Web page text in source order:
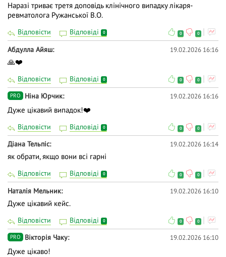
Наразі триває третя доповідь клінічного випадку лікаря-
ревматолога Ружанської В.О.
Відповісти Відповіді 0 0 0
Абдулла Айяш 19.02.2026 16:16
🙏❤️
Відповісти Відповіді 0 0 0
PRO Ніна Юрчик 19.02.2026 16:16
Дуже цікавий випадок!❤️
Відповісти Відповіді 0 0 0
Діана Тельпіс 19.02.2026 16:14
як обрати, якщо вони всі гарні
Відповісти Відповіді 0 0 0
Наталія Мельник 19.02.2026 16:10
Дуже цікавий кейс.
Відповісти Відповіді 0 0 0
PRO Вiкторiя Чаку 19.02.2026 16:10
Дуже цікаво!